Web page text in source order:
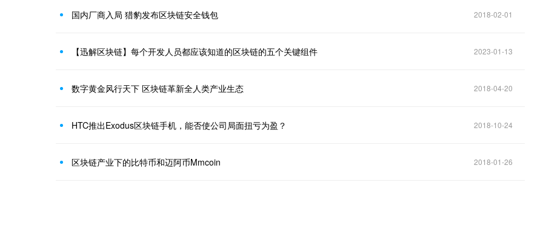
国内厂商入局 猎豹发布区块链安全钱包 2018-02-01
【迅解区块链】每个开发人员都应该知道的区块链的五个关键组件 2023-01-13
数字黄金风行天下 区块链革新全人类产业生态 2018-04-20
HTC推出Exodus区块链手机，能否使公司局面扭亏为盈？ 2018-10-24
区块链产业下的比特币和迈阿币Mmcoin 2018-01-26